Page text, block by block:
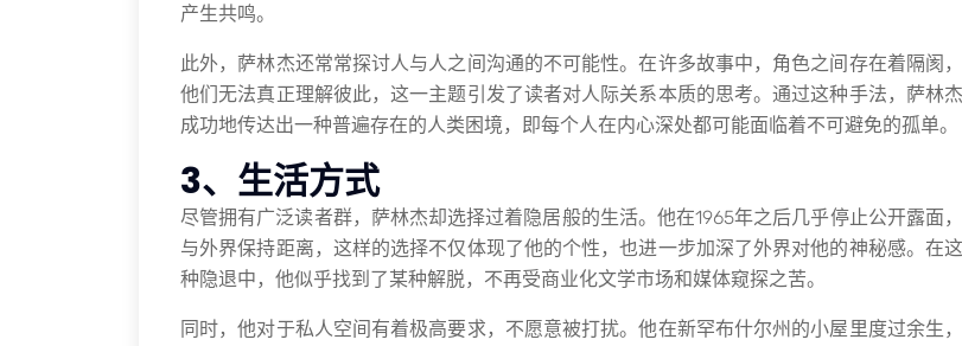
产生共鸣。
此外，萨林杰还常常探讨人与人之间沟通的不可能性。在许多故事中，角色之间存在着隔阂，
他们无法真正理解彼此，这一主题引发了读者对人际关系本质的思考。通过这种手法，萨林杰
成功地传达出一种普遍存在的人类困境，即每个人在内心深处都可能面临着不可避免的孤单。
3、生活方式
尽管拥有广泛读者群，萨林杰却选择过着隐居般的生活。他在1965年之后几乎停止公开露面，
与外界保持距离，这样的选择不仅体现了他的个性，也进一步加深了外界对他的神秘感。在这
种隐退中，他似乎找到了某种解脱，不再受商业化文学市场和媒体窥探之苦。
同时，他对于私人空间有着极高要求，不愿意被打扰。他在新罕布什尔州的小屋里度过余生，